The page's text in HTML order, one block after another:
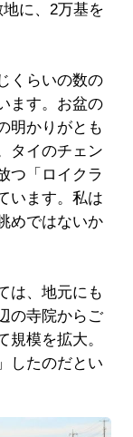
に、2万基を
くらいの数の
ます。お盆の
明かりがとも
タイのチェン
つ「ロイクラ
います。私は
めではないか
は、地元にも
の寺院からご
模を拡大。
したのだとい